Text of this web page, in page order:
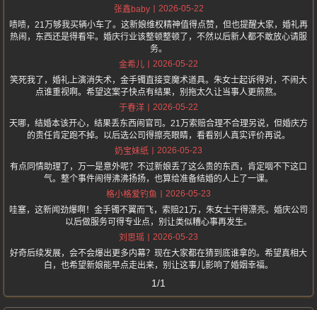
张鑫baby
2026-05-22
啧啧，21万够我买辆小车了。这新娘维权精神值得点赞，但也提醒大家，婚礼再
热闹，东西还是得看牢。婚庆行业该整顿整顿了，不然以后新人都不敢放心请服
务。
金希儿
2026-05-22
笑死我了，婚礼上演消失术，金手镯直接变魔术道具。朱女士起诉得对，不闹大
点谁重视啊。希望这案子快点有结果，别拖太久让当事人更煎熬。
于春洋
2026-05-22
天哪，结婚本该开心，结果丢东西闹官司。21万索赔合理不合理另说，但婚庆方
的责任肯定跑不掉。以后选公司得擦亮眼睛，看看别人真实评价再说。
奶宝妹纸
2026-05-23
有点同情助理了，万一是意外呢？不过新娘丢了这么贵的东西，肯定咽不下这口
气。整个事件闹得沸沸扬扬，也算给准备结婚的人上了一课。
格小格爱钓鱼
2026-05-23
哇塞，这新闻劲爆啊！金手镯不翼而飞，索赔21万，朱女士干得漂亮。婚庆公司
以后做服务可得专业点，别让类似糟心事再发生。
刘思瑶
2026-05-23
好奇后续发展，会不会爆出更多内幕？现在大家都在猜到底谁拿的。希望真相大
白，也希望新娘能早点走出来，别让这事儿影响了婚姻幸福。
1/1